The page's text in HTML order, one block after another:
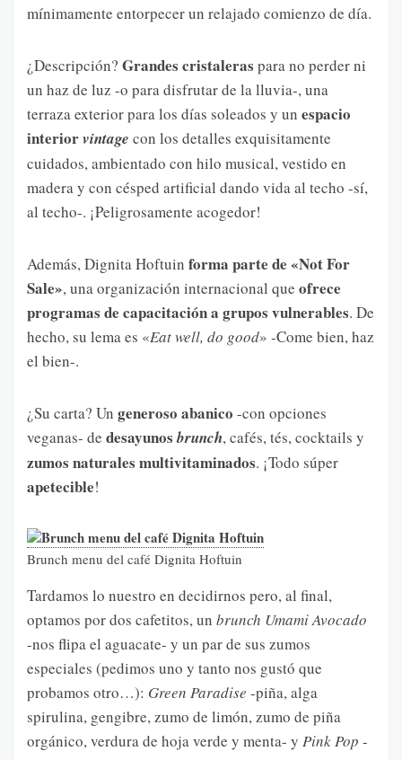
mínimamente entorpecer un relajado comienzo de día.
¿Descripción? Grandes cristaleras para no perder ni
un haz de luz -o para disfrutar de la lluvia-, una
terraza exterior para los días soleados y un espacio
interiorvintage con los detalles exquisitamente
cuidados, ambientado con hilo musical, vestido en
madera y con césped artificial dando vida al techo -sí,
al techo-. ¡Peligrosamente acogedor!
Además, Dignita Hoftuin forma parte de «Not For
Sale», una organización internacional que ofrece
programas de capacitación a grupos vulnerables. De
hecho, su lema es «Eat well, do good» -Come bien, haz
el bien-.
¿Su carta? Un generoso abanico -con opciones
veganas- de desayunosbrunch, cafés, tés, cocktails y
zumos naturales multivitaminados. ¡Todo súper
apetecible!
Brunch menu del café Dignita Hoftuin
Tardamos lo nuestro en decidirnos pero, al final,
optamos por dos cafetitos, un brunch Umami Avocado
-nos flipa el aguacate- y un par de sus zumos
especiales (pedimos uno y tanto nos gustó que
probamos otro…): Green Paradise -piña, alga
spirulina, gengibre, zumo de limón, zumo de piña
orgánico, verdura de hoja verde y menta- y Pink Pop -